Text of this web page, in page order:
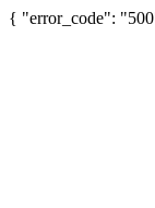
{ "error_code":